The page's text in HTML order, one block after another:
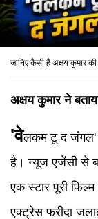
जानिए कैसी है अक्षय कुमार
अक्षय कुमार ने
'वेलकम टू द जंगल'
है। न्यूज एजेंसी से
एक स्टार पूरी
एक्ट्रेस फरीदा